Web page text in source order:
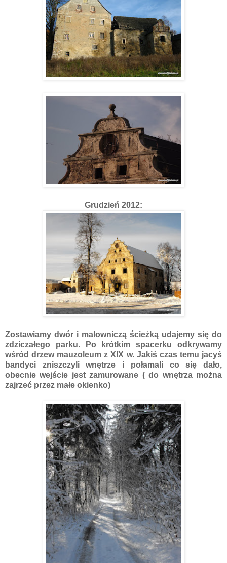
Grudzień 2012:
Zostawiamy dwór i malowniczą ścieżką udajemy się do
zdziczałego parku. Po krótkim spacerku odkrywamy
wśród drzew mauzoleum z XIX w. Jakiś czas temu jacyś
bandyci zniszczyli wnętrze i połamali co się dało,
obecnie wejście jest zamurowane ( do wnętrza można
zajrzeć przez małe okienko)